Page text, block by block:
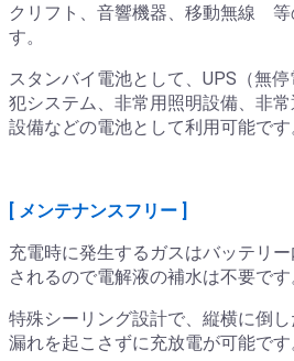
クリフト、音響機器、移動無線
す。
スタンバイ電池として、UPS（無
犯システム、非常用照明設備、非
設備などの電池として利用可能です
[ メンテナンスフリー ]
充電時に発生するガスはバッテリー
されるので電解液の補水は不要です
特殊シーリング設計で、縦横に倒
漏れを起こさずに充放電が可能です